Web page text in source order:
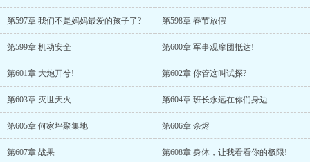
第597章 我们不是妈妈最爱的孩子了? 第598章 春节放假
第599章 机动安全 第600章 军事观摩团抵达!
第601章 大炮开兮! 第602章 你管这叫试探?
第603章 灭世天火 第604章 班长永远在你们身边
第605章 何家坪聚集地 第606章 余烬
第607章 战果 第608章 身体，让我看看你的极限!